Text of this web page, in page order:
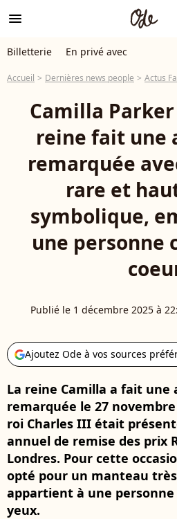
menu
Billetterie En privé avec
Accueil Dernières news people Actus
Camilla
reine fait une
remarquée
rare et
symbolique,
une personne
Publié le 1 décembre 2025 à
Ajoutez Ode à vos sources
La reine Camilla a fait
remarquée le 27 novembre
roi Charles III était
annuel de remise des prix
Londres. Pour cette
opté pour un manteau
appartient à une personne
yeux.